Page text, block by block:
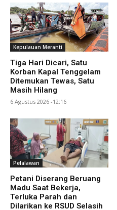
Kepulauan Meranti
Tiga Hari Dicari, Satu
Korban Kapal Tenggelam
Ditemukan Tewas, Satu
Masih Hilang
6 Agustus 2026 -12:16
Pelalawan
Petani Diserang Beruang
Madu Saat Bekerja,
Terluka Parah dan
Dilarikan ke RSUD Selasih